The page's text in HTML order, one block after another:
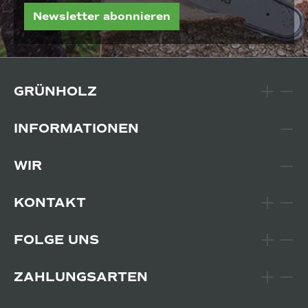
Newsletter abonnieren
GRÜNHOLZ
INFORMATIONEN
WIR
KONTAKT
FOLGE UNS
ZAHLUNGSARTEN